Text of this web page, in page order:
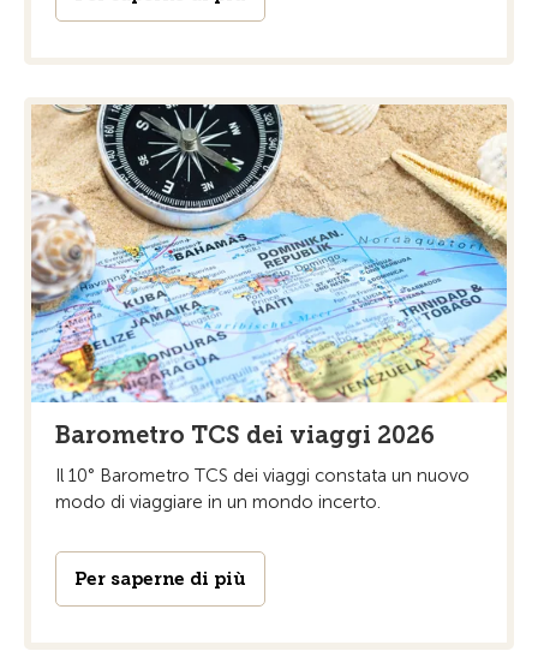
Barometro TCS dei viaggi 2026
Il 10° Barometro TCS dei viaggi constata un nuovo
modo di viaggiare in un mondo incerto.
Per saperne di più